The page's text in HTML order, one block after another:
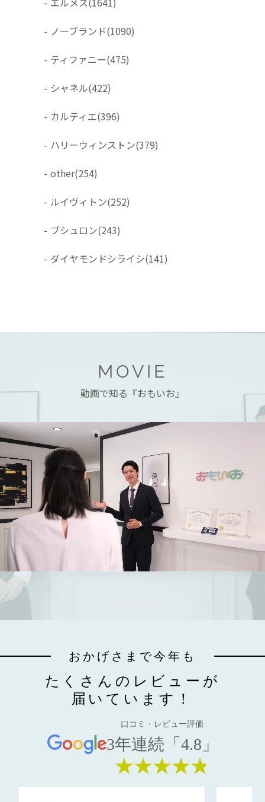
- ノーブランド(1090)
- ティファニー(475)
- シャネル(422)
- カルティエ(396)
- ハリーウィンストン(379)
- other(254)
- ルイヴィトン(252)
- ブシュロン(243)
- ダイヤモンドシライシ(141)
MOVIE
動画で知る『おもいお』
おかげさまで今年も
たくさんのレビューが
届いています！
口コミ・レビュー評価
3年連続「4.8」
★★★★★